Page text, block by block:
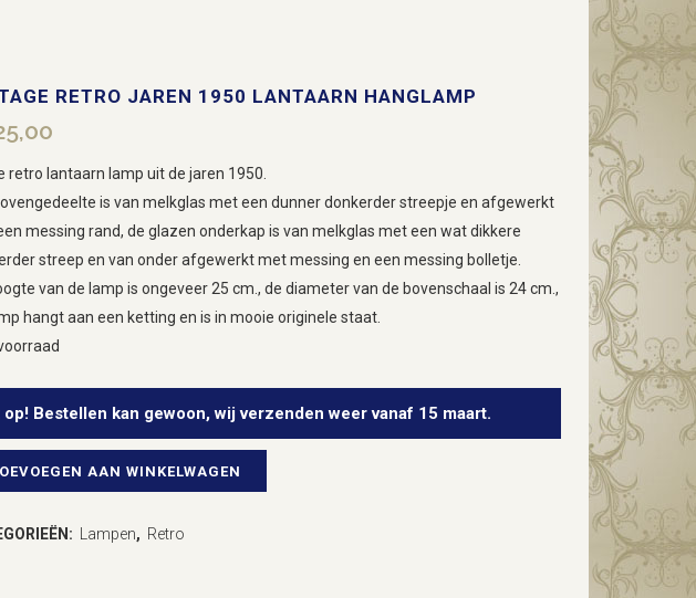
RETRO JAREN 1950 LANTAARN HANGLAMP
retro lantaarn lamp uit de jaren 1950.
is van melkglas met een dunner donkerder streepje en afgewerkt
messing rand, de glazen onderkap is van melkglas met een wat dikkere
streep en van onder afgewerkt met messing en een messing bolletje.
van de lamp is ongeveer 25 cm., de diameter van de bovenschaal is 24 cm.,
hangt aan een ketting en is in mooie originele staat.
op! Bestellen kan gewoon, wij verzenden weer vanaf 15 maart.
AAN WINKELWAGEN
Lampen, Retro